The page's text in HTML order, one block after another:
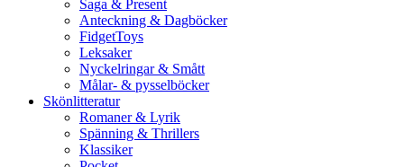
Saga & Present
Anteckning & Dagböcker
FidgetToys
Leksaker
Nyckelringar & Smått
Målar- & pysselböcker
Skönlitteratur
Romaner & Lyrik
Spänning & Thrillers
Klassiker